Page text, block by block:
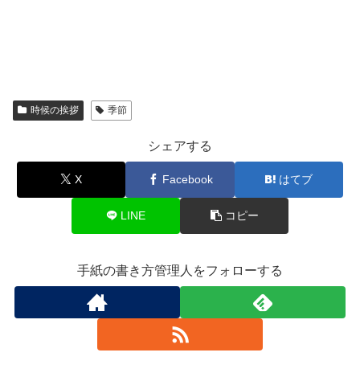
時候の挨拶 季節
シェアする
X Facebook はてブ
LINE コピー
手紙の書き方管理人をフォローする